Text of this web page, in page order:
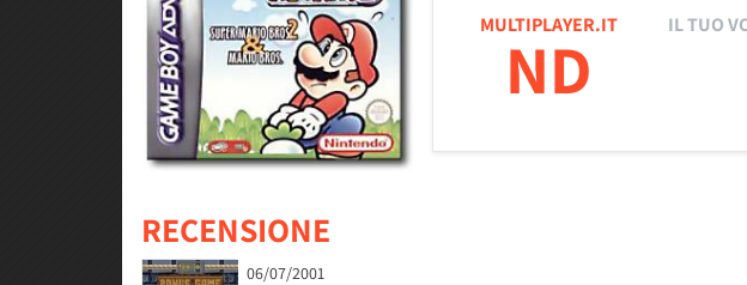
MULTIPLAYER.IT
ND
IL TUO
RECENSIONE
06/07/2001